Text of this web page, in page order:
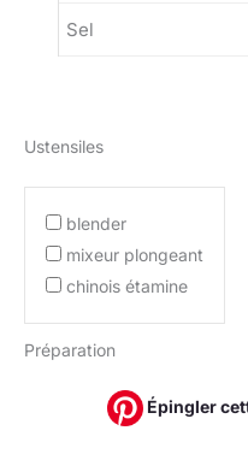
Sel
Ustensiles
blender
mixeur plongeant
chinois étamine
Préparation
Épingler